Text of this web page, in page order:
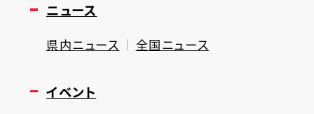
ニュース
県内ニュース 全国ニュース
イベント